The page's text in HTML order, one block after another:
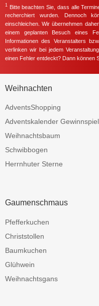
1
Bitte beachten Sie, dass alle
recherchiert wurden. Dennoch
einschleichen. Wir übernehmen
einem geplanten Besuch eines
Informationen des Veranstalters
verlinken wir bei jedem
einen Fehler entdeckt? Dann können
Weihnachten
AdventsShopping
Adventskalender
Weihnachtsbaum
Schwibbogen
Herrnhuter Sterne
Gaumenschmaus
Pfefferkuchen
Christstollen
Baumkuchen
Glühwein
Weihnachtsgans